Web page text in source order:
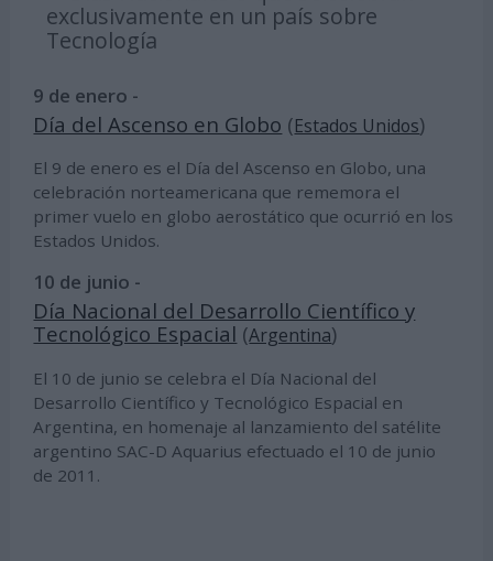
exclusivamente en un país sobre
Tecnología
9 de enero -
Día del Ascenso en Globo (Estados Unidos)
El 9 de enero es el Día del Ascenso en Globo, una
celebración norteamericana que rememora el
primer vuelo en globo aerostático que ocurrió en los
Estados Unidos.
10 de junio -
Día Nacional del Desarrollo Científico y
Tecnológico Espacial (Argentina)
El 10 de junio se celebra el Día Nacional del
Desarrollo Científico y Tecnológico Espacial en
Argentina, en homenaje al lanzamiento del satélite
argentino SAC-D Aquarius efectuado el 10 de junio
de 2011.